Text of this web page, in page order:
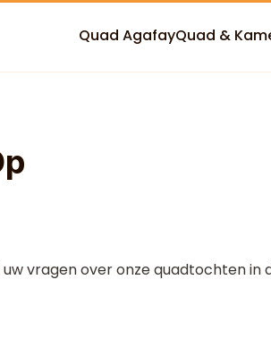
Quad AgafayQuad &
vragen over onze quadtochten in